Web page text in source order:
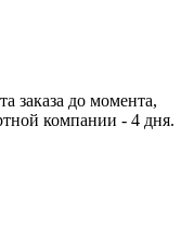
заказа до момента,
компании - 4 дня.